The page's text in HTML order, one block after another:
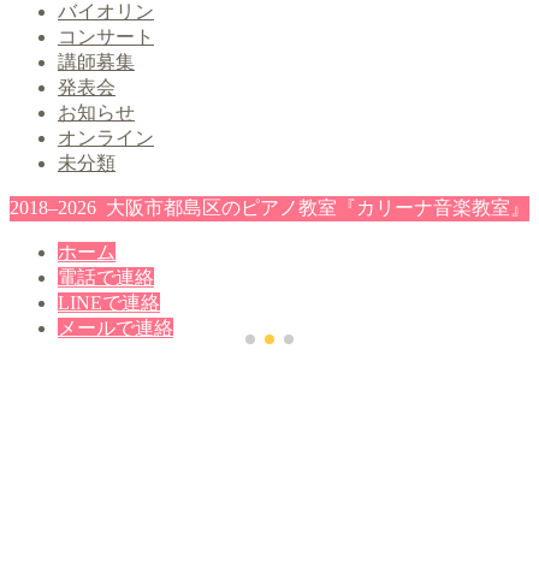
バイオリン
コンサート
講師募集
発表会
お知らせ
オンライン
未分類
2018–2026 大阪市都島区のピアノ教室『カリーナ音楽教室』
ホーム
電話で連絡
LINEで連絡
メールで連絡